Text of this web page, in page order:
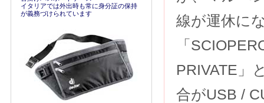
線が運休に
「
PRIVATE」
合がUSB /
イタリアでは外出時も常に身分証の保持
が義務づけられています